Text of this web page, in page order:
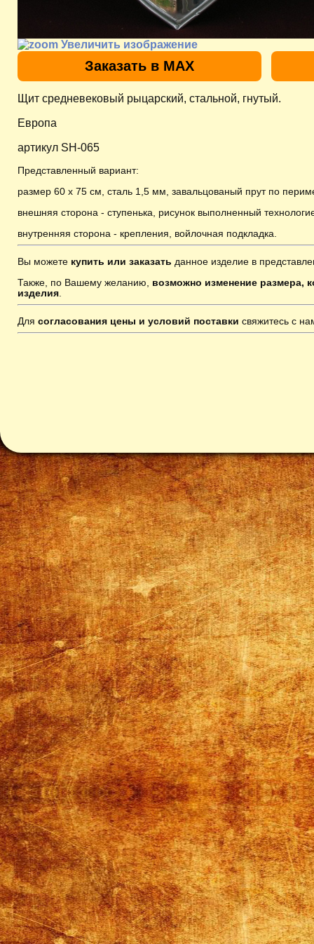
Увеличить изображение
Заказать в MAX
Щит средневековый рыцарский, стальной, гнутый.
Европа
артикул SH-065
Представленный вариант:
размер 60 х 75 см, сталь 1,5 мм, завальцованый прут по
внешняя сторона - ступенька, рисунок выполненный
внутренняя сторона - крепления, войлочная подкладка.
Вы можете купить или заказать данное изделие в
Также, по Вашему желанию, возможно изменение размера,
изделия
Для согласования цены и условий поставки свяжитесь с